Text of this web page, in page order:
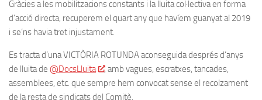
Gràcies a les mobilitzacions constants i la lluita col·lectiva en forma
d’acció directa, recuperem el quart any que havíem guanyat al 2019
i se’ns havia tret injustament.
Es tracta d’una VICTÒRIA ROTUNDA aconseguida després d’anys
de lluita de @DocsLluita
, amb vagues, escratxes, tancades,
assemblees, etc. que sempre hem convocat sense el recolzament
de la resta de sindicats del Comitè.